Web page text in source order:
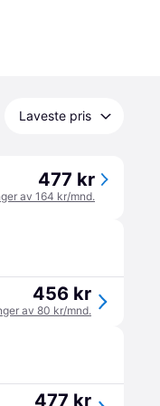
Laveste pris
477 kr
av 164 kr/mnd.
456 kr
av 80 kr/mnd.
477 kr